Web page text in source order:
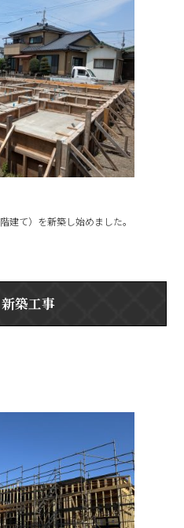
建て）を新築し始めました。
築工事